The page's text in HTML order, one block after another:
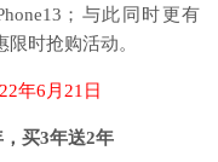
；与此同时更有
时抢购活动。
年6月21日
买3年送2年